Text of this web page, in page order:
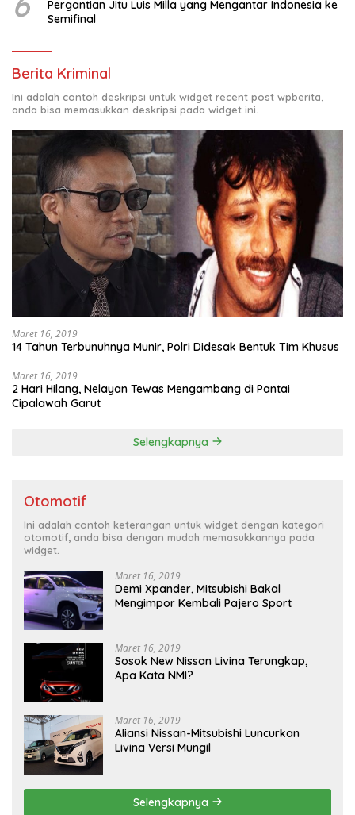
Pergantian Jitu Luis Milla yang Mengantar Indonesia ke
Semifinal
Berita Kriminal
Ini adalah contoh deskripsi untuk widget recent post wpberita,
anda bisa memasukkan deskripsi pada widget ini.
Maret 16, 2019
14 Tahun Terbunuhnya Munir, Polri Didesak Bentuk Tim Khusus
Maret 16, 2019
2 Hari Hilang, Nelayan Tewas Mengambang di Pantai
Cipalawah Garut
Selengkapnya
Otomotif
Ini adalah contoh keterangan untuk widget dengan kategori
otomotif, anda bisa dengan mudah memasukkannya pada
widget.
Maret 16, 2019
Demi Xpander, Mitsubishi Bakal
Mengimpor Kembali Pajero Sport
Maret 16, 2019
Sosok New Nissan Livina Terungkap,
Apa Kata NMI?
Maret 16, 2019
Aliansi Nissan-Mitsubishi Luncurkan
Livina Versi Mungil
Selengkapnya